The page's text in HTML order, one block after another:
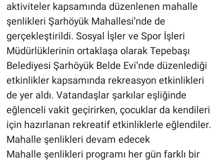
aktiviteler kapsamında düzenlenen mahalle
şenlikleri Şarhöyük Mahallesi’nde de
gerçekleştirildi. Sosyal İşler ve Spor İşleri
Müdürlüklerinin ortaklaşa olarak Tepebaşı
Belediyesi Şarhöyük Belde Evi’nde düzenlediği
etkinlikler kapsamında rekreasyon etkinlikleri
de yer aldı. Vatandaşlar şarkılar eşliğinde
eğlenceli vakit geçirirken, çocuklar da kendileri
için hazırlanan rekreatif etkinliklerle eğlendiler.
Mahalle şenlikleri devam edecek
Mahalle şenlikleri programı her gün farklı bir